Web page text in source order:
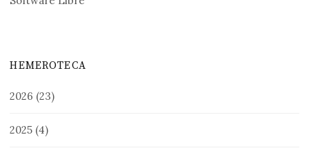
HEMEROTECA
2026 (23)
2025 (4)